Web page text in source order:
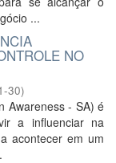
...
NO
30)
Awareness - SA) é
a influenciar na
acontecer em um